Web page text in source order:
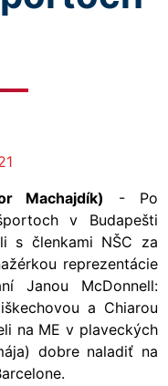
Machajdík)
- Po
v Budapešti
s členkami NŠC za
reprezentácie
Janou McDonnell:
a Chiarou
na ME v plaveckých
dobre naladiť na